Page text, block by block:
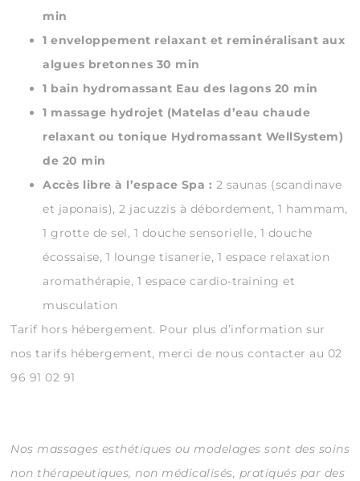
min
1 enveloppement relaxant et reminéralisant aux
algues bretonnes 30 min
1 bain hydromassant Eau des lagons 20 min
1 massage hydrojet (Matelas d’eau chaude
relaxant ou tonique Hydromassant WellSystem)
de 20 min
Accès libre à l’espace Spa : 2 saunas (scandinave
et japonais), 2 jacuzzis à débordement, 1 hammam,
1 grotte de sel, 1 douche sensorielle, 1 douche
écossaise, 1 lounge tisanerie, 1 espace relaxation
aromathérapie, 1 espace cardio-training et
musculation
Tarif hors hébergement. Pour plus d’information sur
nos tarifs hébergement, merci de nous contacter au 02
96 91 02 91
Nos massages esthétiques ou modelages sont des soins
non thérapeutiques, non médicalisés, pratiqués par des